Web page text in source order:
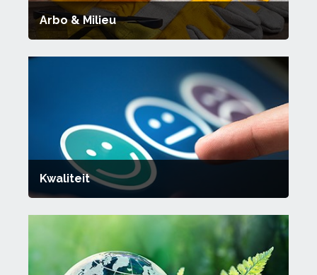
Arbo & Milieu
Kwaliteit